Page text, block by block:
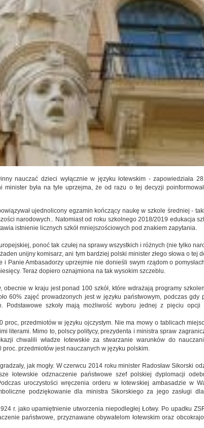
nauczać dzieci wyłącznie w języku łotewskim - zapowiedziała
minister była na tyle uprzejma, że od razu o tej decyzji
ujednolicony egzamin kończący naukę w szkole średniej -
narodowych.. Natomiast od roku szkolnego 2018/2019 edukacja
istnienie licznych szkół mniejszościowych pod znakiem zapytania.
ponoć tak czułej na sprawy wszystkich i różnych (nie tylko
unijny komisarz, ani tym bardziej polski minister złego słowa o tej
Panie Ambasadorzy uprzejmie nie donieśli swym rządom o
Teraz dopiero oznajmiona na tak wysokim szczeblu.
obecnie w kraju jest ponad 100 szkół, które wdrażają programy
60% zajęć prowadzonych jest w języku państwowym, podczas gdy
Podstawowe szkoły mają możliwość wyboru jednej z pięciu opcji
proc, przedmiotów w języku ojczystym. Nie ma mowy o tablicach
literami. Mimo to, polscy politycy, prezydenta i ministra spraw
chwalili władze łotewskie za stwarzanie warunków do
przedmiotów jest nauczanych w języku polskim.
jak mogły. W czerwcu 2014 roku minister Radosław Sikorski
łotewskie odznaczenie państwowe szef polskiej dyplomacji
uroczystości wręczenia orderu w łotewskiej ambasadzie w
podziękowanie dla ministra Sikorskiego za jego zasługi
r. jako upamiętnienie utworzenia niepodległej Łotwy. Po upadku
państwowe, przyznawane obywatelom łotewskim oraz